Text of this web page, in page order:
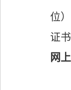
位
证
网